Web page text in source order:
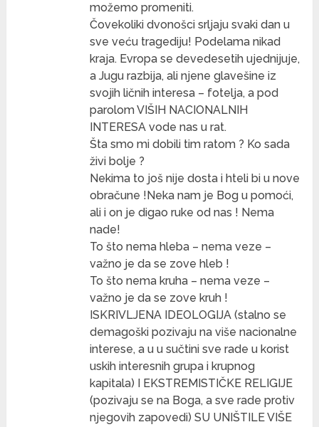
možemo promeniti.
Čovekoliki dvonošci srljaju svaki dan u
sve veću tragediju! Podelama nikad
kraja. Evropa se devedesetih ujednijuje,
a Jugu razbija, ali njene glavešine iz
svojih ličnih interesa – fotelja, a pod
parolom VIŠIH NACIONALNIH
INTERESA vode nas u rat.
Šta smo mi dobili tim ratom ? Ko sada
živi bolje ?
Nekima to još nije dosta i hteli bi u nove
obračune !Neka nam je Bog u pomoći,
ali i on je digao ruke od nas ! Nema
nade!
To što nema hleba – nema veze –
važno je da se zove hleb !
To što nema kruha – nema veze –
važno je da se zove kruh !
ISKRIVLJENA IDEOLOGIJA (stalno se
demagoški pozivaju na više nacionalne
interese, a u u sučtini sve rade u korist
uskih interesnih grupa i krupnog
kapitala) I EKSTREMISTIČKE RELIGIJE
(pozivaju se na Boga, a sve rade protiv
njegovih zapovedi) SU UNIŠTILE VIŠE